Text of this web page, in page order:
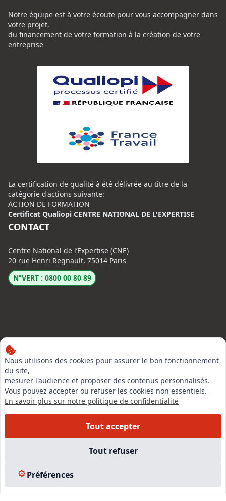
Nous utilisons des cookies pour assurer le bon fonctionnement
du site,
mesurer l'audience et proposer des contenus personnalisés.
Vous pouvez accepter ou refuser les cookies non essentiels.
En savoir plus sur notre politique de confidentialité
Tout accepter
Tout refuser
Préférences
Notre équipe est à votre écoute pour vous accompagner dans
votre projet,
du financement de votre formation à la création de votre
entreprise
La certification de qualité à été délivrée au titre de la
catégorie d'actions suivante:
ACTION DE FORMATION
Certificat Qualiopi CENTRE NATIONAL DE L'EXPERTISE
CONTACT
Centre National de l’Expertise (CNE)
20 rue Henri Regnault, 75014 Paris
N°VERT : 0800 00 80 89
Facebook
EN SAVOIR PLUS
Accueil
Partenaires
Autres missions